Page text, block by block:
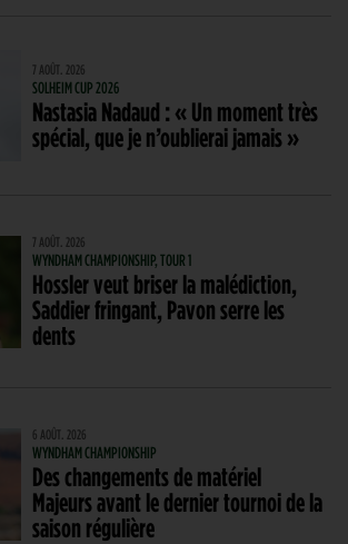
7 AOÛT. 2026
SOLHEIM CUP 2026
Nastasia Nadaud : « Un moment très
spécial, que je n’oublierai jamais »
7 AOÛT. 2026
WYNDHAM CHAMPIONSHIP, TOUR 1
Hossler veut briser la malédiction,
Saddier fringant, Pavon serre les
dents
6 AOÛT. 2026
WYNDHAM CHAMPIONSHIP
Des changements de matériel
Majeurs avant le dernier tournoi de la
saison régulière